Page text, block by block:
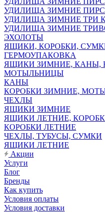
УДИЛИЩА ЗИМНИЕ
УДИЛИЩА ЗИМНИЕ ТРИ
УДИЛИЩА ЗИМНИЕ
ЭХОЛОТЫ
ЯЩИКИ, КОРОБКИ,
ГЕРМОУПАКОВКА
ЯЩИКИ ЗИМНИЕ, КАНЫ,
МОТЫЛЬНИЦЫ
КАНЫ
КОРОБКИ ЗИМНИЕ,
ЧЕХЛЫ
ЯЩИКИ ЗИМНИЕ
ЯЩИКИ ЛЕТНИЕ,
КОРОБКИ ЛЕТНИЕ
ЧЕХЛЫ, ТУБУСЫ, СУМКИ
ЯЩИКИ ЛЕТНИЕ
Акции
Услуги
Блог
Бренды
Как купить
Условия оплаты
Условия доставки